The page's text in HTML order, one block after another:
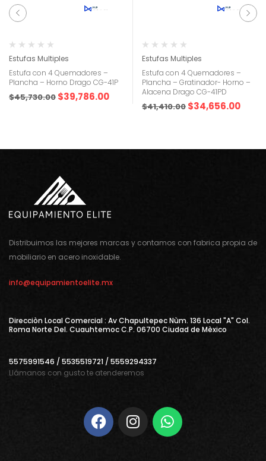
Estufas Multiples
Estufa con 4 Quemadores –
Plancha – Horno Drago CG-41P
$45,730.00 $39,786.00
Estufas Multiples
Estufa con 4 Quemadores –
Plancha – Gratinador- Horno –
Alacena Drago CG-41PD
$41,410.00 $34,656.00
Distribuimos las mejores marcas y contamos con fabrica propia de
mobiliario en acero inoxidable.
info@equipamientoelite.mx
Direcciòn Local Comercial : Av Chapultepec Nùm. 136 Local "A" Col.
Roma Norte Del. Cuauhtemoc C.P. 06700 Ciudad de Mèxico
5575991546 / 5535519721 / 5559294337
Llámanos con gusto te atenderemos